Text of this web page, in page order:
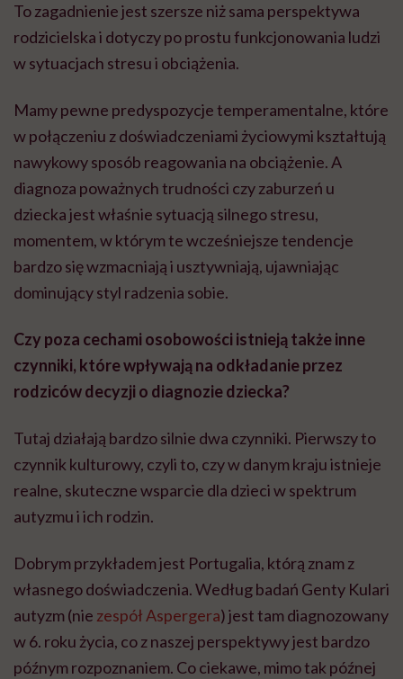
To zagadnienie jest szersze niż sama perspektywa
rodzicielska i dotyczy po prostu funkcjonowania ludzi
w sytuacjach stresu i obciążenia.
Mamy pewne predyspozycje temperamentalne, które
w połączeniu z doświadczeniami życiowymi kształtują
nawykowy sposób reagowania na obciążenie. A
diagnoza poważnych trudności czy zaburzeń u
dziecka jest właśnie sytuacją silnego stresu,
momentem, w którym te wcześniejsze tendencje
bardzo się wzmacniają i usztywniają, ujawniając
dominujący styl radzenia sobie.
Czy poza cechami osobowości istnieją także inne
czynniki, które wpływają na odkładanie przez
rodziców decyzji o diagnozie dziecka?
Tutaj działają bardzo silnie dwa czynniki. Pierwszy to
czynnik kulturowy, czyli to, czy w danym kraju istnieje
realne, skuteczne wsparcie dla dzieci w spektrum
autyzmu i ich rodzin.
Dobrym przykładem jest Portugalia, którą znam z
własnego doświadczenia. Według badań Genty Kulari
autyzm (nie zespół Aspergera) jest tam diagnozowany
w 6. roku życia, co z naszej perspektywy jest bardzo
późnym rozpoznaniem. Co ciekawe, mimo tak późnej